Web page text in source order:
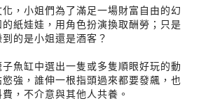
，小姐們為了滿足一場財富自由的幻
紙娃娃，用角色扮演換取酬勞；只是
的是小姐還是酒客？
魚缸中選出一隻或多隻順眼好玩的動
強，誰伸一根指頭過來都要發飆，也
，不介意與其他人共養。